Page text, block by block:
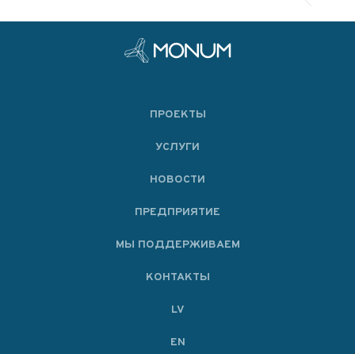
ПРОЕКТЫ
УСЛУГИ
НОВОСТИ
ПРЕДПРИЯТИЕ
МЫ ПОДДЕРЖИВАЕМ
KОНТАКТЫ
LV
EN